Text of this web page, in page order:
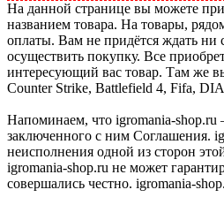
На данной странице вы можете
названием товара. На товары,
оплаты. Вам не придётся ждать ни
осуществить покупку. Все
интересующий вас товар. Там же
Counter Strike, Battlefield 4, Fifa,
Напоминаем, что igromania-shop.ru
заключенного с ним Соглашения.
неисполнения одной из сторон
igromania-shop.ru не может
совершались честно. igromania-